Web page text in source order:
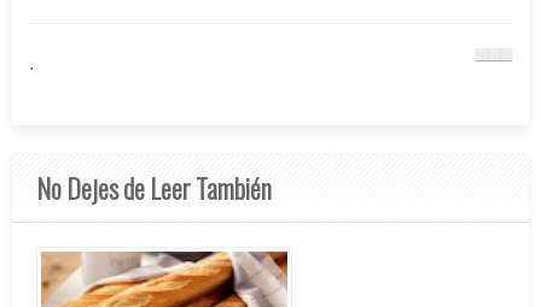
.
No Dejes de Leer También